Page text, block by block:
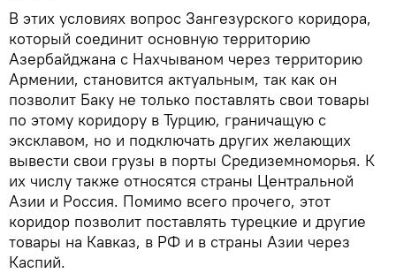
В этих условиях вопрос Зангезурского коридора,
который соединит основную территорию
Азербайджана с Нахчываном через территорию
Армении, становится актуальным, так как он
позволит Баку не только поставлять свои товары
по этому коридору в Турцию, граничащую с
эксклавом, но и подключать других желающих
вывести свои грузы в порты Средиземноморья. К
их числу также относятся страны Центральной
Азии и Россия. Помимо всего прочего, этот
коридор позволит поставлять турецкие и другие
товары на Кавказ, в РФ и в страны Азии через
Каспий.